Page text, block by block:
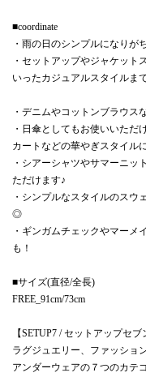
■coordinate
・雨の日のシンプルになりが
・セットアップやジャケット
いったカジュアルスタイルま
・デニムやコットンブラウ
・日傘としてもお使いいただ
カートなどの華やぎスタイル
・シアーシャツやサマーニッ
ただけます♪
・シンプルなスタイルのスウ
◎
・ギンガムチェックやマーメ
も！
■サイズ(直径/全長)
FREE_91cm/73cm
【SETUP7 / セットアップセブ
ラグジュエリー、ファッショ
アンダーウェアの７つのカテ